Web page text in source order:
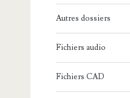
Autres dossiers
Fichiers audio
Fichiers CAD